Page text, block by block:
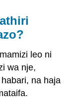
leo ni
wa nje,
na haja